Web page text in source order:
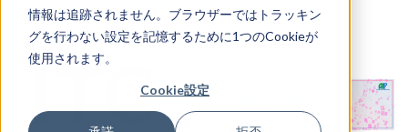
情報は追跡されません。ブラウザーではトラッキン
グを行わない設定を記憶するために1つのCookieが
使用されます。
Cookie設定